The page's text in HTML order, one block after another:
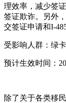
理效率，减少签
签证欺诈。另外
交签证申请和I-
受影响人群：绿
预计生效时间：
除了关于各类移